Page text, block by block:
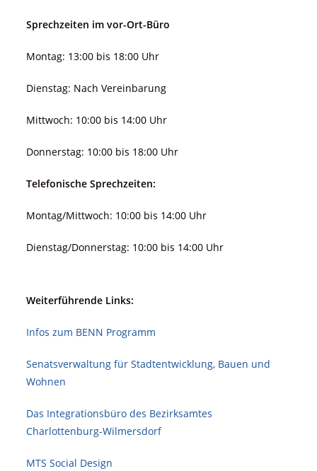
Sprechzeiten im vor-Ort-Büro
Montag: 13:00 bis 18:00 Uhr
Dienstag: Nach Vereinbarung
Mittwoch: 10:00 bis 14:00 Uhr
Donnerstag: 10:00 bis 18:00 Uhr
Telefonische Sprechzeiten:
Montag/Mittwoch: 10:00 bis 14:00 Uhr
Dienstag/Donnerstag: 10:00 bis 14:00 Uhr
Weiterführende Links:
Infos zum BENN Programm
Senatsverwaltung für Stadt­ent­wicklung, Bauen und
Wohnen
Das Integrationsbüro des Bezirksamtes
Charlottenburg-Wilmersdorf
MTS Social Design